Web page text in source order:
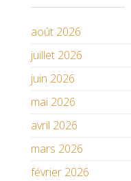
août 2026
juillet 2026
juin 2026
mai 2026
avril 2026
mars 2026
février 2026